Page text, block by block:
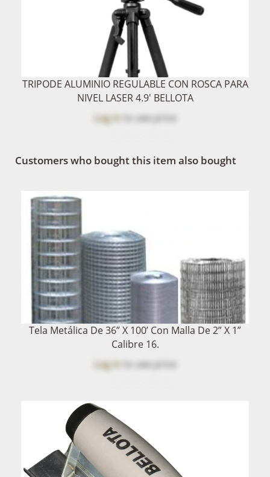
TRIPODE ALUMINIO REGULABLE CON ROSCA PARA
NIVEL LASER 4.9' BELLOTA
Log into see price
Customers who bought this item also bought
Tela Metálica De 36” X 100’ Con Malla De 2” X 1”
Calibre 16.
Log into see price